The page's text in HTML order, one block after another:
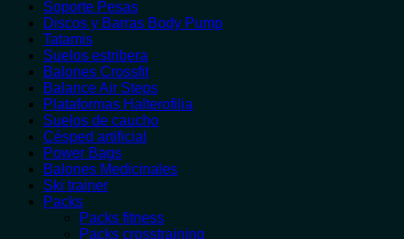
Soporte Pesas
Discos y Barras Body Pump
Tatamis
Suelos estribera
Balones Crossfit
Balance Air Steps
Plataformas Halterofilia
Suelos de caucho
Césped artificial
Power Bags
Balones Medicinales
Ski trainer
Packs
Packs fitness
Packs crosstraining